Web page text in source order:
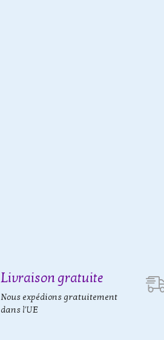
Livraison gratuite
Nous expédions gratuitement
dans l'UE